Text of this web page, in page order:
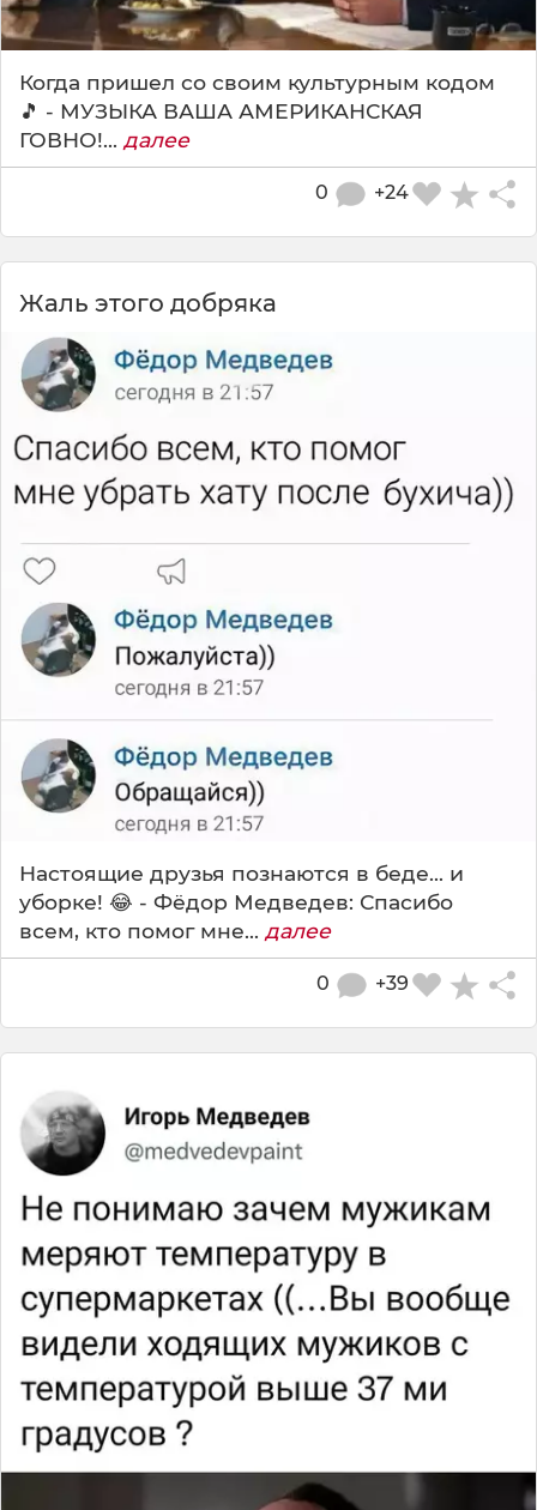
Когда пришел со своим культурным кодом
🎵 - МУЗЫКА ВАША АМЕРИКАНСКАЯ
ГОВНО!... далее
+24
0
Жаль этого добряка
Настоящие друзья познаются в беде... и
уборке! 😂 - Фёдор Медведев: Спасибо
всем, кто помог мне... далее
+39
0